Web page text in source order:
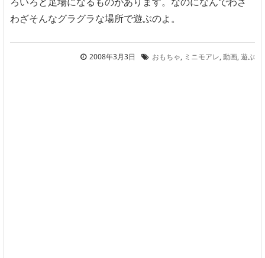
わざそんなグラグラな場所で遊ぶのよ。
2008年3月3日 おもちゃ, ミニモアレ,動画,遊ぶ